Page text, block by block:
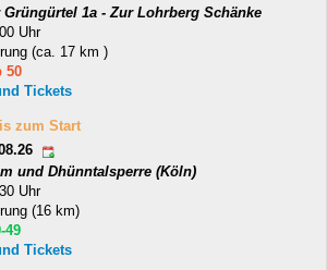
Grüngürtel 1a - Zur Lohrberg Schänke
Uhr
(ca. 17 km )
50
Tickets
zum Start
und Dhünntalsperre (Köln)
Uhr
(16 km)
49
Tickets